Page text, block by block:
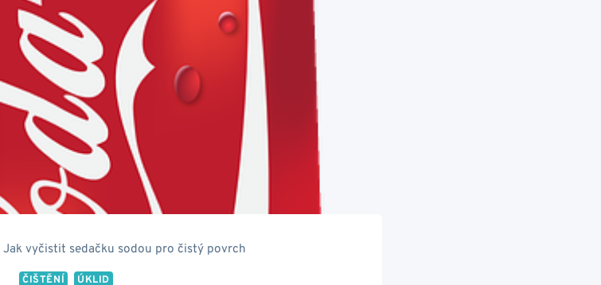
Jak vyčistit sedačku sodou pro čistý povrch
ČIŠTĚNÍ ÚKLID